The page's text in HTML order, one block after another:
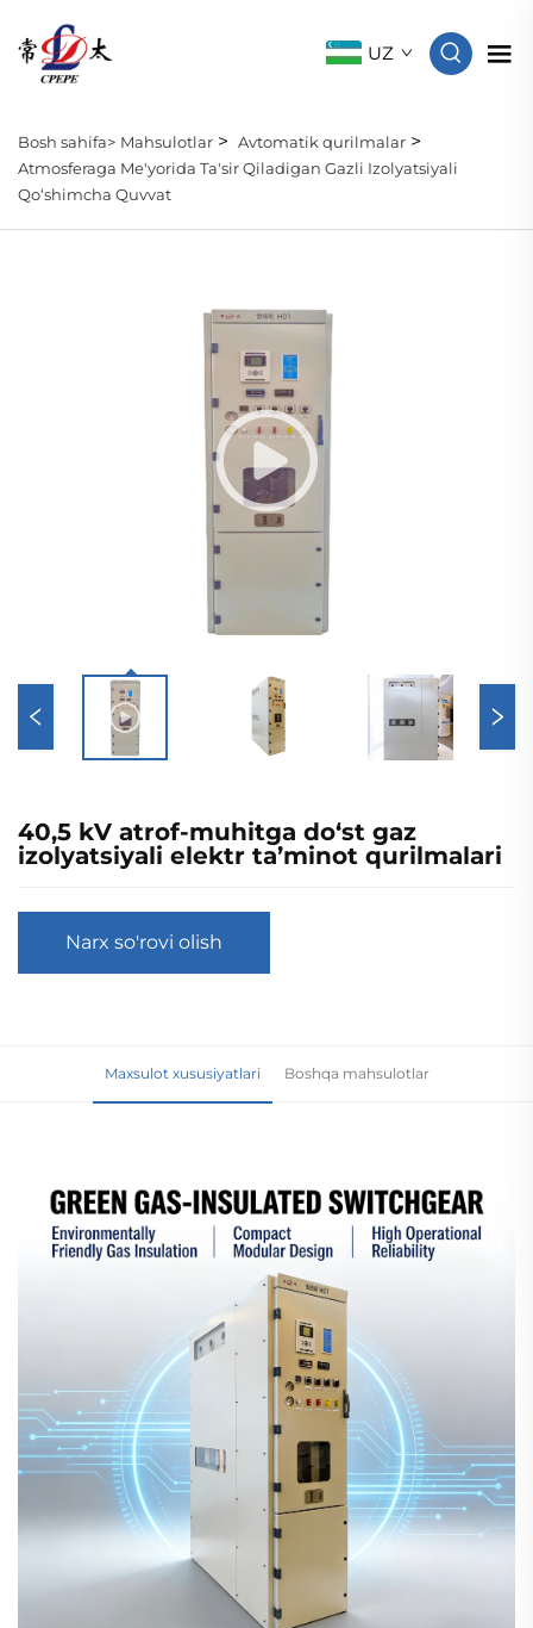
UZ
Bosh sahifa> Mahsulotlar > Avtomatik qurilmalar >
Atmosferaga Me'yorida Ta'sir Qiladigan Gazli Izolyatsiyali
Qo‘shimcha Quvvat
40,5 kV atrof-muhitga do‘st gaz
izolyatsiyali elektr ta’minot qurilmalari
Narx so'rovi olish
Maxsulot xususiyatlari Boshqa mahsulotlar